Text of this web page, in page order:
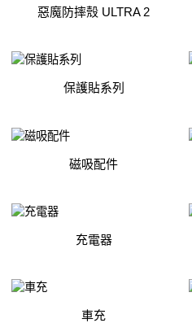
惡魔防摔殼 ULTRA 2
保護貼系列
磁吸配件
充電器
車充